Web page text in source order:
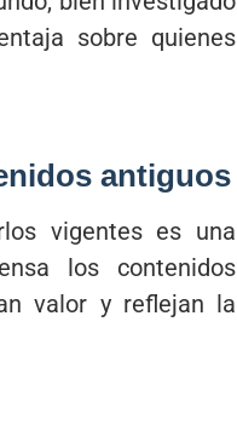
sobre quienes
antiguos
vigentes es una
los contenidos
valor y reflejan la